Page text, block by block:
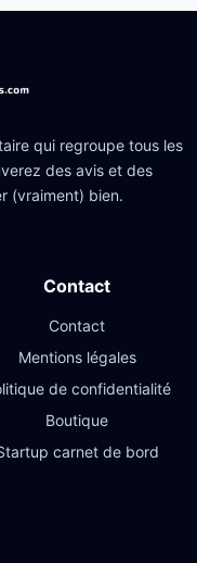
qui regroupe tous les
des avis et des
(vraiment) bien.
Contact
Contact
Mentions légales
de confidentialité
Boutique
carnet de bord